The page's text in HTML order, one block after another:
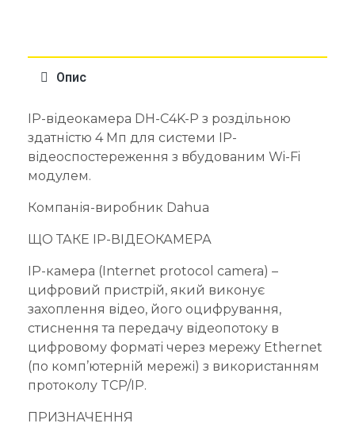
Опис
IP-відеокамера DH-C4K-P з роздільною
здатністю 4 Мп для системи IP-
відеоспостереження з вбудованим Wi-Fi
модулем.
Компанія-виробник Dahua
ЩО ТАКЕ IP-ВІДЕОКАМЕРА
IP-камера (Internet protocol camera) –
цифровий пристрій, який виконує
захоплення відео, його оцифрування,
стиснення та передачу відеопотоку в
цифровому форматі через мережу Ethernet
(по комп’ютерній мережі) з використанням
протоколу TCP/IP.
ПРИЗНАЧЕННЯ